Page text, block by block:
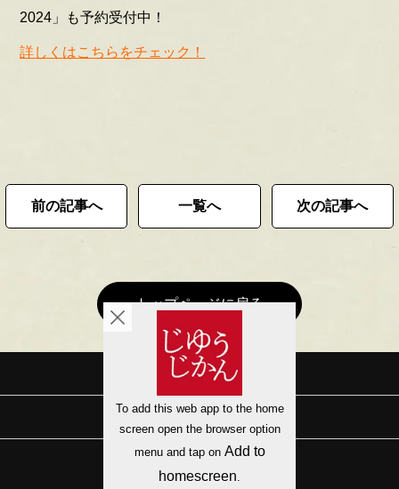
2024」も予約受付中！
詳しくはこちらをチェック！
前の記事へ 一覧へ 次の記事へ
トップページに戻る
会社概要
サイトマップ
プライバシーポリシー